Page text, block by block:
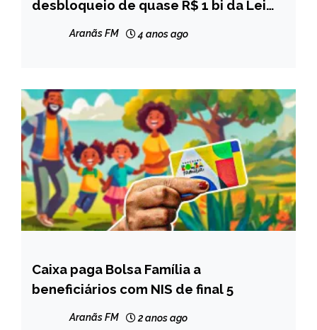
NOTÍCIAS
desbloqueio de quase R$ 1 bi da Lei
Aranãs FM 4 anos ago
BRASIL
NOTÍCIAS
Caixa paga Bolsa Família a
beneficiários com NIS de final 5
Aranãs FM 2 anos ago